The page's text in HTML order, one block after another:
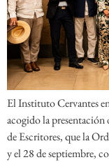
El Instituto Cervantes
acogido la
de Escritores, que la
y el 28 de septiembre,